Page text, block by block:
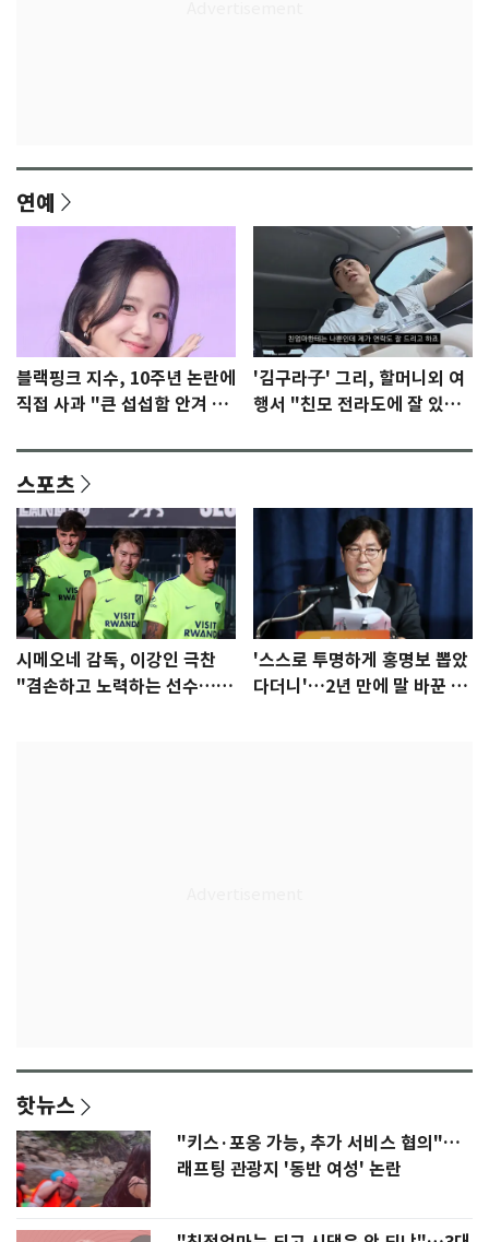
연예
블랙핑크 지수, 10주년 논란에
직접 사과 "큰 섭섭함 안겨 미
'김구라子' 그리, 할머니외 여
행서 "친모 전라도에 잘 있
스포츠
시메오네 감독, 이강인 극찬
"겸손하고 노력하는 선수…좋
'스스로 투명하게 홍명보 뽑았
다더니'…2년 만에 말 바꾼 이
핫뉴스
"키스·포옹 가능, 추가 서비스 협의"…
래프팅 관광지 '동반 여성' 논란